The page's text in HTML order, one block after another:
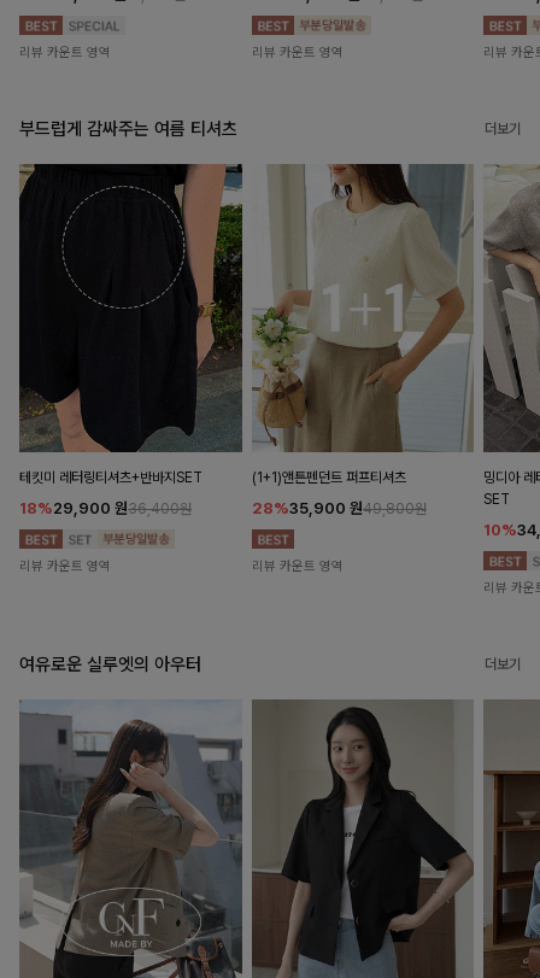
리뷰 카운트 영역 리뷰 카운트 영역 리뷰 카운
부드럽게 감싸주는 여름 티셔츠 더보기
테킷미 레터링티셔츠+반바지SET
18%29,900 원36,400원
리뷰 카운트 영역
(1+1)앤튼펜던트 퍼프티셔츠
28%35,900 원49,800원
리뷰 카운트 영역
밍디아 레
SET
10%
리뷰 카운
여유로운 실루엣의 아우터 더보기